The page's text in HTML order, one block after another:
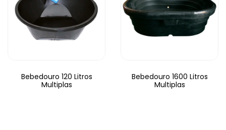
Bebedouro 120 Litros
Multiplas
Bebedouro 1600 Litros
Multiplas